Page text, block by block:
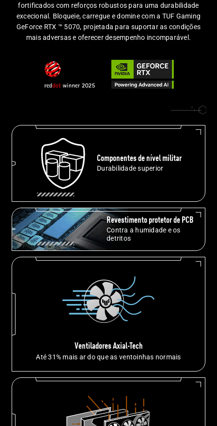
fortificados com reforços robustos para uma durabilidade
excecional. Bloqueie, carregue e domine com a TUF Gaming
GeForce RTX ™ 5070, projetada para suportar as condições
mais adversas e oferecerdesempenho incomparável.
Componentes de nível militar
Durabilidade superior
Revestimento protetor de PCB
Contra a humidade e os
detritos
Ventiladores Axial-Tech
Até 31% mais ar do que as ventoinhas normais